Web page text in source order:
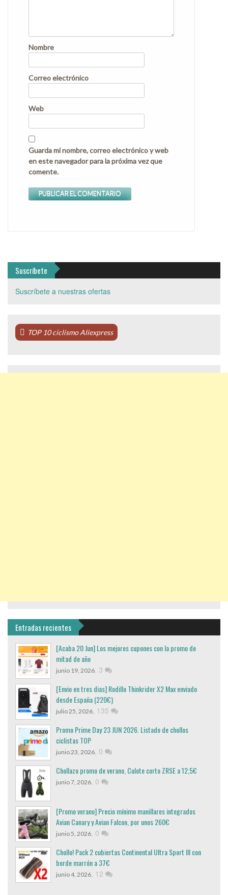
Nombre
Correo electrónico
Web
Guarda mi nombre, correo electrónico y web
en este navegador para la próxima vez que
comente.
Suscríbete
Suscríbete a nuestras ofertas
TOP 10 ciclismo Aliexpress
Entradas recientes
[Acaba 20 Jun] Los mejores cupones con la promo de
mitad de año
junio 19, 2026, 3
[Envio en tres dias] Rodillo Thinkrider X2 Max enviado
desde España (220€)
julio 25, 2026, 135
Promo Prime Day 23 JUN 2026. Listado de chollos
ciclistas TOP
junio 23, 2026, 0
Chollazo promo de verano, Culote corto ZRSE a 12,5€
junio 7, 2026, 0
[Promo verano] Precio mínimo manillares integrados
Avian Canary y Avian Falcon, por unos 260€
junio 5, 2026, 0
Chollo! Pack 2 cubiertas Continental Ultra Sport III con
borde marrón a 37€
junio 4, 2026, 12